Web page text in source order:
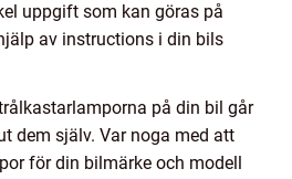
uppgift som kan göras på
av instructions i din bils
på din bil går
dem själv. Var noga med att
för din bilmärke och modell